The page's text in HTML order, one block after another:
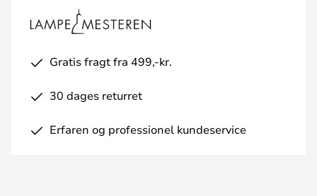
Gratis fragt fra 499,-kr.
30 dages returret
Erfaren og professionel kundeservice